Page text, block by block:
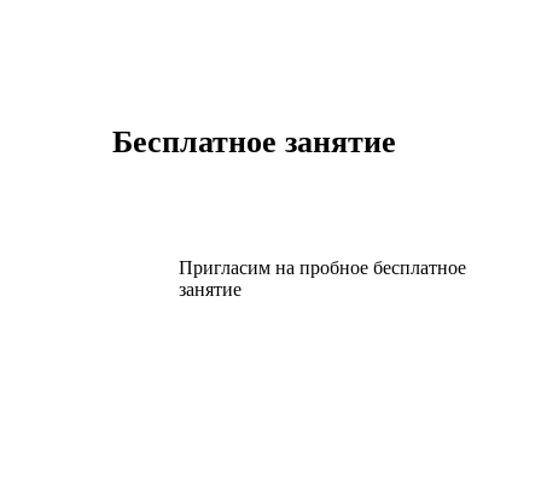
Бесплатное занятие
Пригласим на пробное бесплатное
занятие